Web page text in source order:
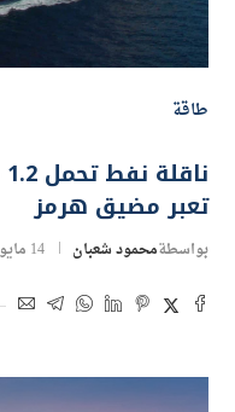
طاقة
تعبر مضيق هرمز
بواسطةمحمود شعبان 14 مايو 2026 | 11:52 ص